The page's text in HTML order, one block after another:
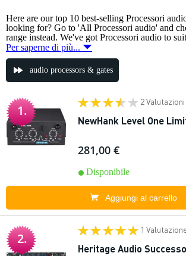
Here are our top 10 best-selling Processori
looking for? Go to 'All Processori audio' and
range instead. We've got Processori audio to
Per saperne di più...
audio processors & gates
1.
2 Valutazioni
NewHank Level One
281,00 €
Disponibile
Aggiungi al carrello
2.
1
Heritage Audio